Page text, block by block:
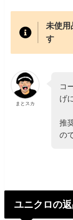
未使用
す
まとスカ
コ
げ
推
の
ユニクロの